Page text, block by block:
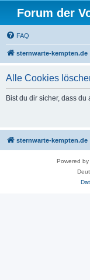
Forum der
FAQ
sternwarte-kempten.de
Alle Cookies
Bist du dir sicher, dass
sternwarte-kempten.de
Powered by